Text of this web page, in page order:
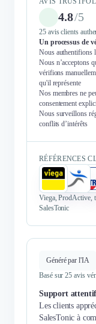
4.8/5
25 avis clients
Un processus de
Nous authentifions
Nous n’acceptons
vérifions
qu'il représente
Nos membres ne
consentement
Nous surveillons
conflits d’intérêts
RÉFÉRENCES
Viega, ProdActive,
SalesTonic
Généré par l'IA
Basé sur 25 avis
Support
Les clients
SalesTonic à